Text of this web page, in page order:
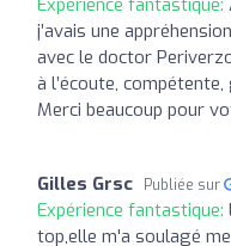
j’avais une
avec le doctor
à l’écoute,
Merci beaucoup pour
Gilles Grsc Publiée sur
Expérience fantastique:
top,elle m'a soulagé